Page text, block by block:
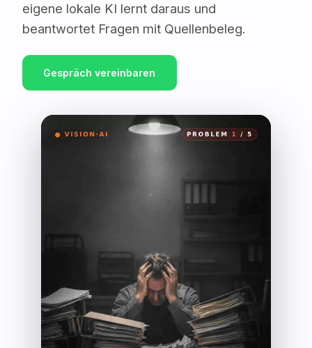
eigene lokale KI lernt daraus und
beantwortet Fragen mit Quellenbeleg.
Gespräch vereinbaren